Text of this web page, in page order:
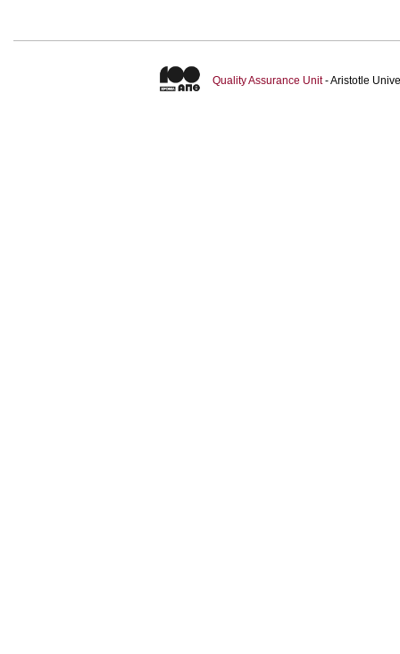
Quality Assurance Unit- Aristotle